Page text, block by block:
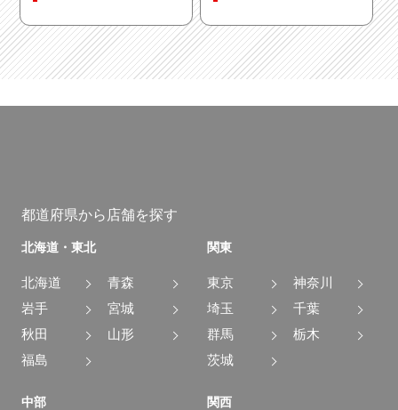
都道府県から店舗を探す
北海道・東北
北海道
青森
岩手
宮城
秋田
山形
福島
関東
東京
神奈川
埼玉
千葉
群馬
栃木
茨城
中部 関西